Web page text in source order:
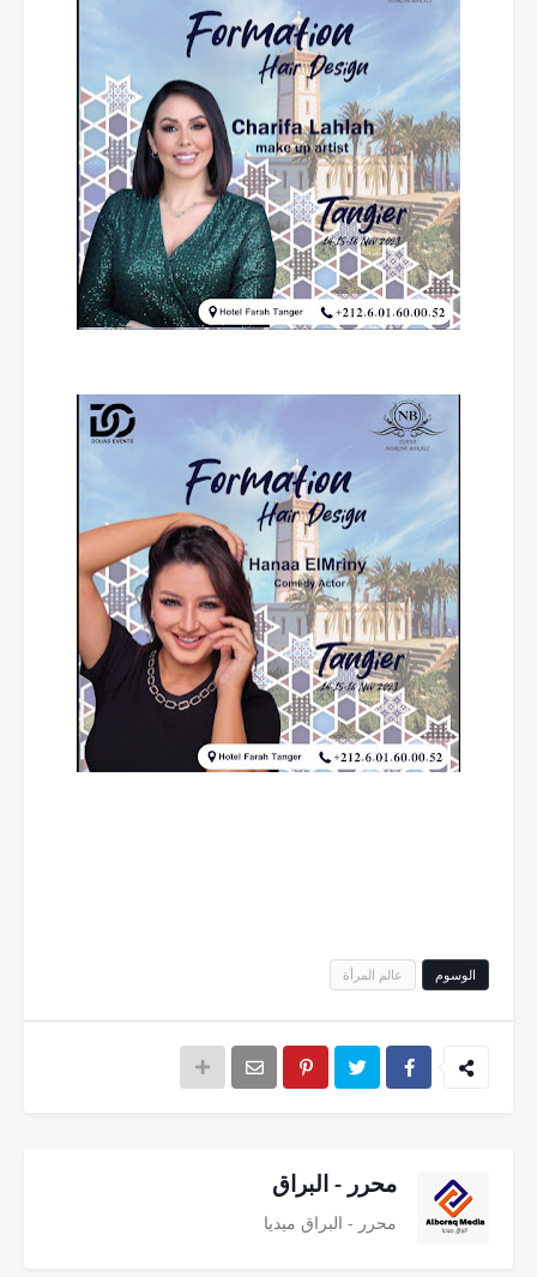
الوسوم عالم المرأة
محرر - البراق
محرر - البراق ميديا